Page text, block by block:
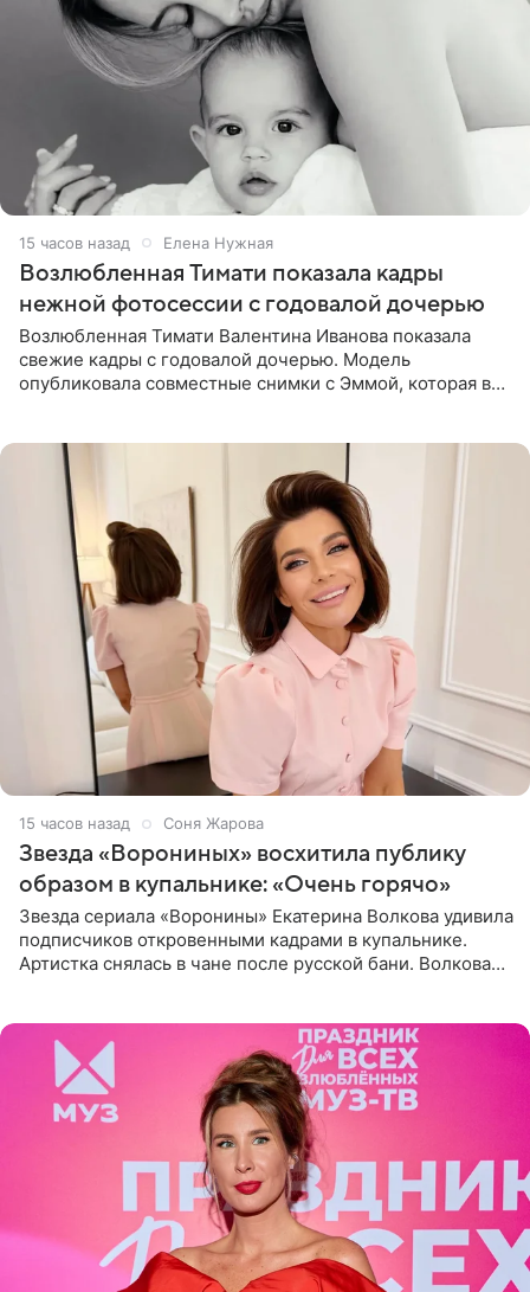
15 часов назад Елена Нужная
Возлюбленная Тимати показала кадры
нежной фотосессии с годовалой дочерью
Возлюбленная Тимати Валентина Иванова показала
свежие кадры с годовалой дочерью. Модель
опубликовала совместные снимки с Эммой, которая в
15 часов назад Соня Жарова
Звезда «Ворониных» восхитила публику
образом в купальнике: «Очень горячо»
Звезда сериала «Воронины» Екатерина Волкова удивила
подписчиков откровенными кадрами в купальнике.
Артистка снялась в чане после русской бани. Волкова